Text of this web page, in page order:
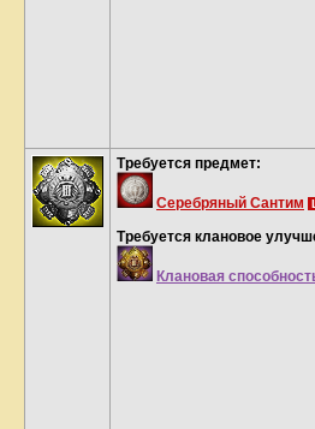
Требуется предмет:
Серебряный Сантим
Требуется клановое
Клановая